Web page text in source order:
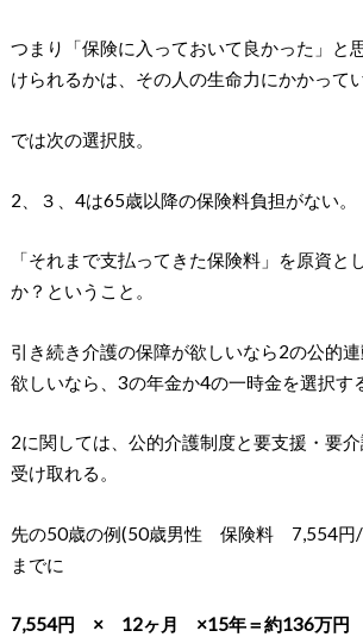
つまり「保険に入っておいて良かった」と
けられるかは、その人の生命力にかかってい
では次の選択肢。
2、３、4は65歳以降の保険料負担がない。
「それまで支払ってきた保険料」を原資と
か？ということ。
引き続き介護の保障が欲しいなら2の公的
欲しいなら、3の年金か4の一時金を選択す
2に関しては、公的介護制度と要支援・要
受け取れる。
先の50歳の例(50歳男性 保険料 7,554円/
までに
7,554円 × 12ヶ月 ×15年＝約136万円